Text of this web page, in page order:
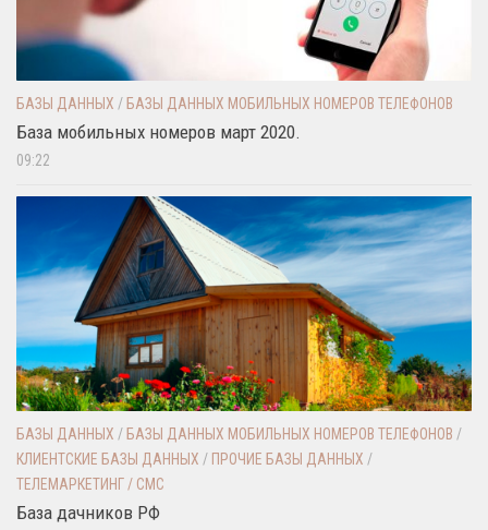
БАЗЫ ДАННЫХ / БАЗЫ ДАННЫХ МОБИЛЬНЫХ НОМЕРОВ ТЕЛЕФОНОВ
База мобильных номеров март 2020.
09:22
БАЗЫ ДАННЫХ / БАЗЫ ДАННЫХ МОБИЛЬНЫХ НОМЕРОВ ТЕЛЕФОНОВ /
КЛИЕНТСКИЕ БАЗЫ ДАННЫХ / ПРОЧИЕ БАЗЫ ДАННЫХ /
ТЕЛЕМАРКЕТИНГ / СМС
База дачников РФ